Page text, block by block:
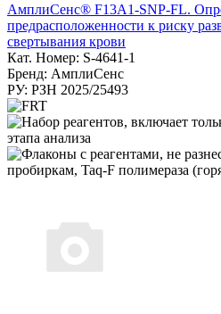
АмплиСенс® F13A1-SNP-FL.
предрасположенности к риску
свертывания крови
Кат. Номер: S-4641-1
Бренд: АмплиСенс
РУ: РЗН 2025/25493